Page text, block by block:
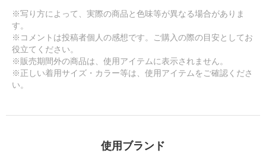
※写り方によって、実際の商品と色味等が異なる場合がありま
す。
※コメントは投稿者個人の感想です。ご購入の際の目安としてお
役立てください。
※販売期間外の商品は、使用アイテムに表示されません。
※正しい着用サイズ・カラー等は、使用アイテムをご確認くださ
い。
使用ブランド